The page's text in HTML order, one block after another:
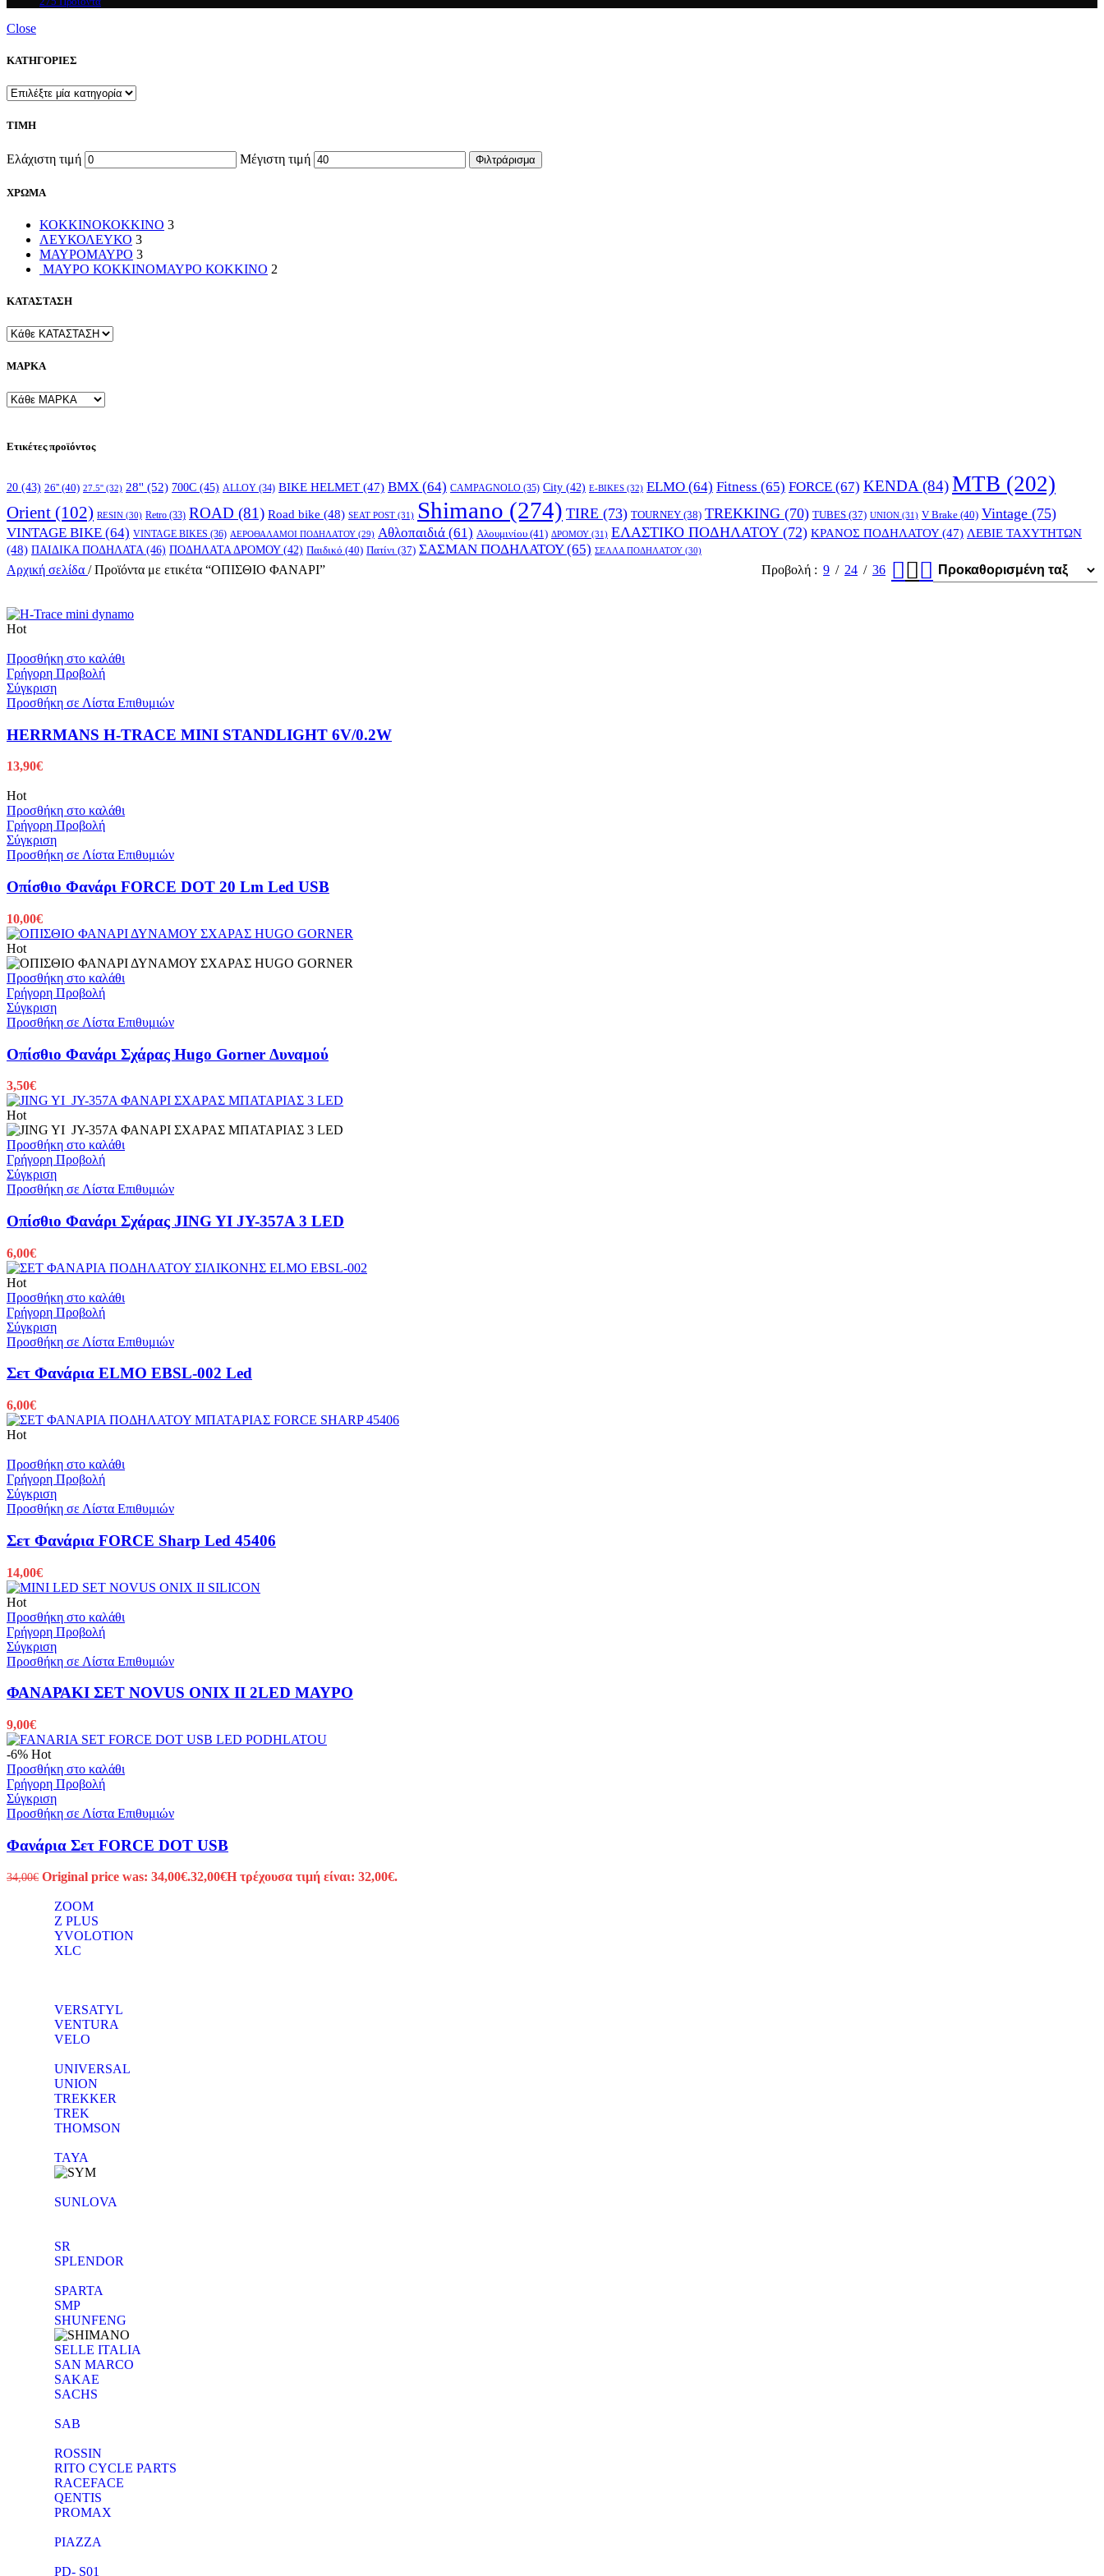
Close
ΚΑΤΗΓΟΡΙΕΣ
ΤΙΜΗ
Ελάχιστη τιμή Μέγιστη τιμή Φιλτράρισμα
ΧΡΩΜΑ
ΚΟΚΚΙΝΟΚΟΚΚΙΝΟ 3
ΛΕΥΚΟΛΕΥΚΟ 3
ΜΑΥΡΟΜΑΥΡΟ 3
ΜΑΥΡΟ ΚΟΚΚΙΝΟΜΑΥΡΟ ΚΟΚΚΙΝΟ 2
ΚΑΤΑΣΤΑΣΗ
ΜΑΡΚΑ
Ετικέτες προϊόντος
20 (43) 26'' (40) 27.5'' (32) 28'' (52) 700C (45) ALLOY (34) BIKE HELMET (47) BMX (64) CAMPAGNOLO (35) City (42) E-BIKES (32) ELMO (64) Fitness (65) FORCE (67) KENDA (84)MTB (202)
Orient (102) RESIN (30) Retro (33) ROAD (81) Road bike (48) SEAT POST (31) Shimano (274) TIRE (73) TOURNEY (38) TREKKING (70) TUBES (37) UNION (31) V Brake (40) Vintage (75)
VINTAGE BIKE (64) VINTAGE BIKES (36) ΑΕΡΟΘΑΛΑΜΟΙ ΠΟΔΗΛΑΤΟΥ (29) Αθλοπαιδιά (61) Αλουμινίου (41) ΔΡΟΜΟΥ (31) ΕΛΑΣΤΙΚΟ ΠΟΔΗΛΑΤΟΥ(72) ΚΡΑΝΟΣ ΠΟΔΗΛΑΤΟΥ(47) ΛΕΒΙΕ ΤΑΧΥΤΗΤΩΝ
(48) ΠΑΙΔΙΚΑ ΠΟΔΗΛΑΤΑ (46) ΠΟΔΗΛΑΤΑ ΔΡΟΜΟΥ(42) Παιδικό (40) Πατίνι (37) ΣΑΣΜΑΝ ΠΟΔΗΛΑΤΟΥ(65) ΣΕΛΛΑ ΠΟΔΗΛΑΤΟΥ (30)
Αρχική σελίδα / Προϊόντα με ετικέτα “ΟΠΙΣΘΙΟ ΦΑΝΑΡΙ” Προβολή 9 24 36
Hot
Προσθήκη στο καλάθι
Γρήγορη Προβολή
Σύγκριση
Προσθήκη σε Λίστα Επιθυμιών
HERRMANS H-TRACE MINI STANDLIGHT 6V/0.2W
13,90€
Hot
Προσθήκη στο καλάθι
Γρήγορη Προβολή
Σύγκριση
Προσθήκη σε Λίστα Επιθυμιών
Οπίσθιο Φανάρι FORCE DOT 20 Lm Led USB
10,00€
Hot
Προσθήκη στο καλάθι
Γρήγορη Προβολή
Σύγκριση
Προσθήκη σε Λίστα Επιθυμιών
Οπίσθιο Φανάρι Σχάρας Hugo Gorner Δυναμού
3,50€
Hot
Προσθήκη στο καλάθι
Γρήγορη Προβολή
Σύγκριση
Προσθήκη σε Λίστα Επιθυμιών
Οπίσθιο Φανάρι Σχάρας JING YI JY-357A 3 LED
6,00€
Hot
Προσθήκη στο καλάθι
Γρήγορη Προβολή
Σύγκριση
Προσθήκη σε Λίστα Επιθυμιών
Σετ Φανάρια ELMO EBSL-002 Led
6,00€
Hot
Προσθήκη στο καλάθι
Γρήγορη Προβολή
Σύγκριση
Προσθήκη σε Λίστα Επιθυμιών
Σετ Φανάρια FORCE Sharp Led 45406
14,00€
Hot
Προσθήκη στο καλάθι
Γρήγορη Προβολή
Σύγκριση
Προσθήκη σε Λίστα Επιθυμιών
ΦΑΝΑΡΑΚΙ ΣΕΤ NOVUS ONIX II 2LED ΜΑΥΡΟ
9,00€
-6% Hot
Προσθήκη στο καλάθι
Γρήγορη Προβολή
Σύγκριση
Προσθήκη σε Λίστα Επιθυμιών
Φανάρια Σετ FORCE DOT USB
34,00€ Original price was: 34,00€.32,00€Η τρέχουσα τιμή είναι: 32,00€.
ZOOM
Z PLUS
YVOLOTION
XLC
VERSATYL
VENTURA
VELO
UNIVERSAL
UNION
TREKKER
TREK
THOMSON
TAYA
SUNLOVA
SR
SPLENDOR
SPARTA
SMP
SHUNFENG
SELLE ITALIA
SAN MARCO
SAKAE
SACHS
SAB
ROSSIN
RITO CYCLE PARTS
RACEFACE
QENTIS
PROMAX
PIAZZA
PD- S01